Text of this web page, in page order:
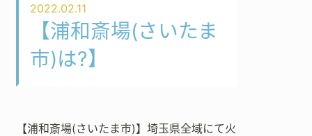
2022.02.11
【浦和斎場(さいたま
市)は?】
【浦和斎場(さいたま市)】埼玉県全域にて火